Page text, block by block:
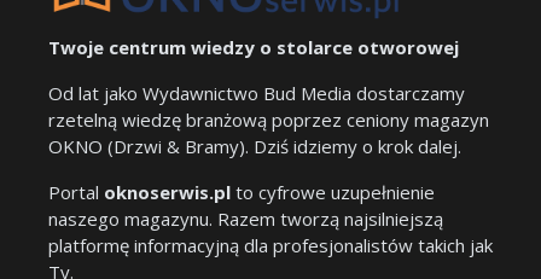
Twoje centrum wiedzy o stolarce otworowej
Od lat jako Wydawnictwo Bud Media dostarczamy
rzetelną wiedzę branżową poprzez ceniony magazyn
OKNO (Drzwi & Bramy). Dziś idziemy o krok dalej.
Portal oknoserwis.pl to cyfrowe uzupełnienie
naszego magazynu. Razem tworzą najsilniejszą
platformę informacyjną dla profesjonalistów takich jak
Ty.